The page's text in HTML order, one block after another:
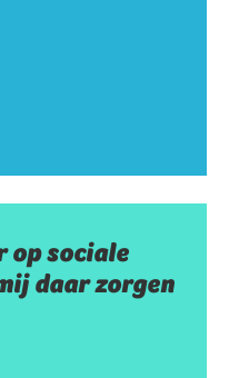
op sociale
daar zorgen